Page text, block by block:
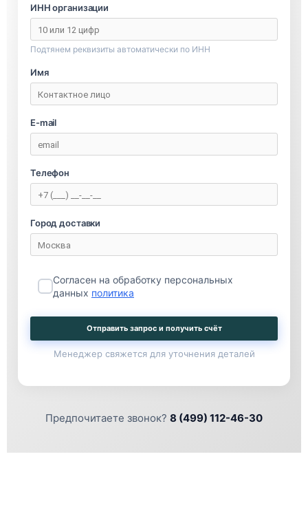
ИНН организации
Подтянем реквизиты автоматически по ИНН
Имя
E-mail
Телефон
Город доставки
Согласен на обработку персональных
данных политика
Отправить запрос и получить счёт
Менеджер свяжется для уточнения деталей
Предпочитаете звонок? 8 (499) 112-46-30